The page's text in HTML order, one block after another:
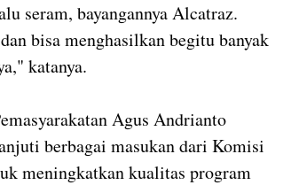
seram, bayangannya Alcatraz.
bisa menghasilkan begitu banyak
katanya.
Agus Andrianto
berbagai masukan dari Komisi
meningkatkan kualitas program